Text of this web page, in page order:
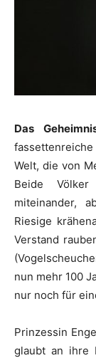
Das
Welt, die von
Beide
miteinander,
Riesige
Verstand
nun mehr 100
nur noch für
Prinzessin
glaubt an ihre